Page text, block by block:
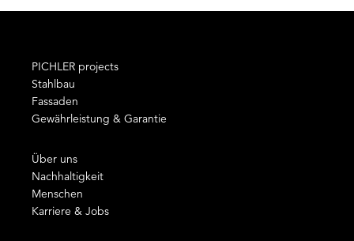
PICHLER projects
Stahlbau
Fassaden
Gewährleistung & Garantie
Über uns
Nachhaltigkeit
Menschen
Karriere & Jobs